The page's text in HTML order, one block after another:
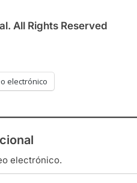
All Rights Reserved
electrónico
electrónico.